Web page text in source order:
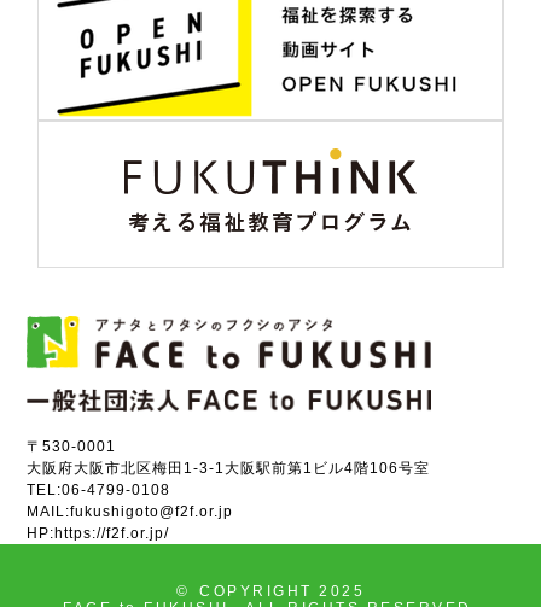
〒530-0001
大阪府大阪市北区梅田1-3-1大阪駅前第1ビル4階106号室
TEL:06-4799-0108
MAIL:fukushigoto@f2f.or.jp
HP:https://f2f.or.jp/
©
COPYRIGHT 2025